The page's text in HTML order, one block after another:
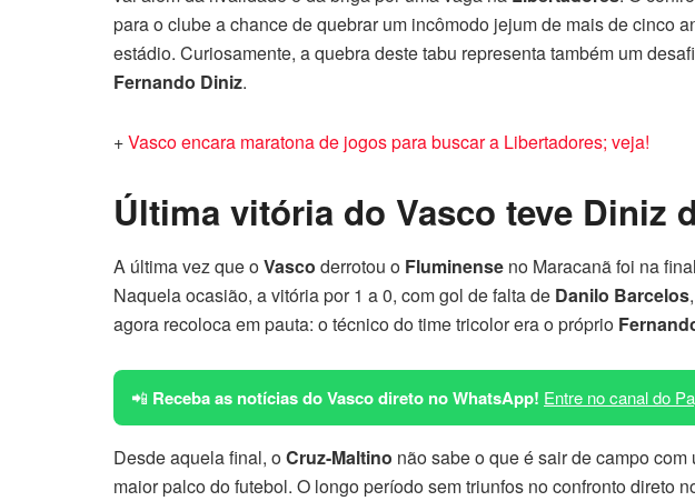
para o clube a chance de quebrar um incômodo jejum de mais de cinco
estádio. Curiosamente, a quebra deste tabu representa também um
Fernando Diniz.
+Vasco encara maratona de jogos para buscar a Libertadores; veja!
Última vitória do Vasco teve Diniz
A última vez que oVasco derrotou o Fluminense no Maracanã foi na
Naquela ocasião, a vitória por 1 a 0, com gol de falta de Danilo Barcelos
agora recoloca em pauta: o técnico do time tricolor era o próprio
📲 Receba as notícias do Vasco direto no WhatsApp! Entre no canal do
Desde aquela final, oCruz-Maltino não sabe o que é sair de campo
maior palco do futebol. O longo período sem triunfos no confronto direto